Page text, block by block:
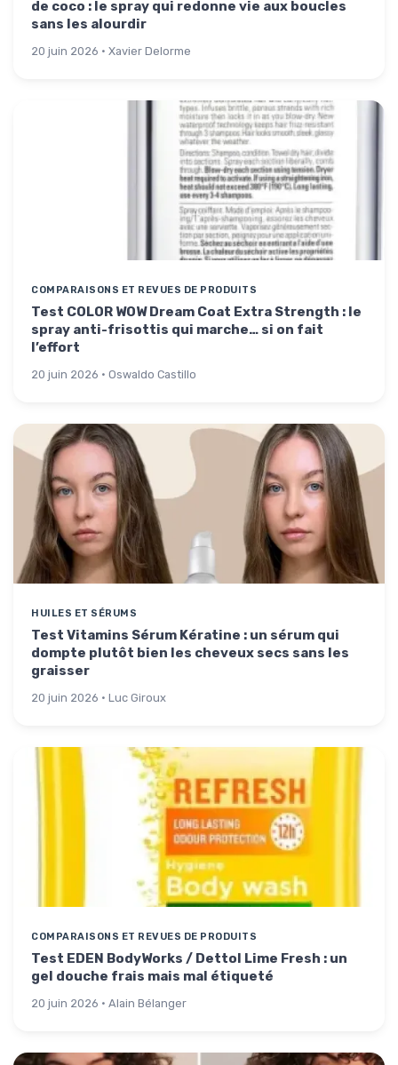
de coco : le spray qui redonne vie aux boucles
sans les alourdir
20 juin 2026 · Xavier Delorme
COMPARAISONS ET REVUES DE PRODUITS
Test COLOR WOW Dream Coat Extra Strength : le
spray anti-frisottis qui marche… si on fait
l’effort
20 juin 2026 · Oswaldo Castillo
HUILES ET SÉRUMS
Test Vitamins Sérum Kératine : un sérum qui
dompte plutôt bien les cheveux secs sans les
graisser
20 juin 2026 · Luc Giroux
COMPARAISONS ET REVUES DE PRODUITS
Test EDEN BodyWorks / Dettol Lime Fresh : un
gel douche frais mais mal étiqueté
20 juin 2026 · Alain Bélanger